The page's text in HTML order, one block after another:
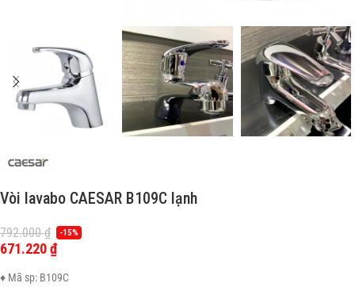
Vòi lavabo CAESAR B109C lạnh
792.000₫ -15%
671.220₫
♦ Mã sp: B109C